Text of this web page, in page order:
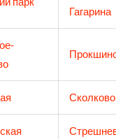
Гагарина
Сколково